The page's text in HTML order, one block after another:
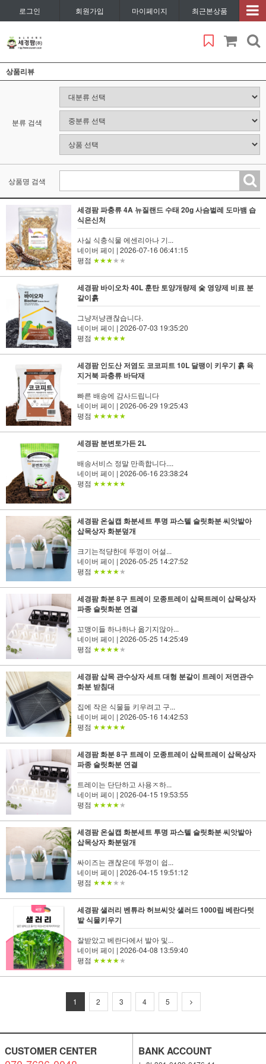
로그인 회원가입 마이페이지 최근본상품
상품리뷰
분류 검색
상품명 검색
세경팜 파충류 4A 뉴질랜드 수태 20g 사슴벌레 도마뱀 습
식은신처
사실 식충식물 에센리아나 기...
네이버 페이 | 2026-07-16 06:41:15
평점 ★★★★★
세경팜 바이오차 40L 훈탄 토양개량제 숯 영양제 비료 분
갈이흙
그냥저냥괜찮습니다.
네이버 페이 | 2026-07-03 19:35:20
평점 ★★★★★
세경팜 인도산 저염도 코코피트 10L 달팽이 키우기 흙 육
지거북 파충류 바닥재
빠른 배송에 감사드립니다
네이버 페이 | 2026-06-29 19:25:43
평점 ★★★★★
세경팜 분변토가든 2L
배송서비스 정말 만족합니다....
네이버 페이 | 2026-06-16 23:38:24
평점 ★★★★★
세경팜 온실캡 화분세트 투명 파스텔 슬릿화분 씨앗발아
삽목상자 화분덮개
크기는적댱한데 뚜껑이 어설...
네이버 페이 | 2026-05-25 14:27:52
평점 ★★★★★
세경팜 화분 8구 트레이 모종트레이 삽목트레이 삽목상자
파종 슬릿화분 연결
꼬맹이들 하나하나 옮기지않아...
네이버 페이 | 2026-05-25 14:25:49
평점 ★★★★★
세경팜 삽목 관수상자 세트 대형 분갈이 트레이 저면관수
화분 받침대
집에 작은 식물들 키우려고 구...
네이버 페이 | 2026-05-16 14:42:53
평점 ★★★★★
세경팜 화분 8구 트레이 모종트레이 삽목트레이 삽목상자
파종 슬릿화분 연결
트레이는 단단하고 사용ㅈ하...
네이버 페이 | 2026-04-15 19:53:55
평점 ★★★★★
세경팜 온실캡 화분세트 투명 파스텔 슬릿화분 씨앗발아
삽목상자 화분덮개
싸이즈는 괜찮은데 뚜껑이 쉽...
네이버 페이 | 2026-04-15 19:51:12
평점 ★★★★★
세경팜 샐러리 벤튜라 허브씨앗 샐러드 1000립 베란다텃
밭 식물키우기
잘받았고 베란다에서 발아 및...
네이버 페이 | 2026-04-08 13:59:40
평점 ★★★★★
1 2 3 4 5
CUSTOMER CENTER BANK ACCOUNT